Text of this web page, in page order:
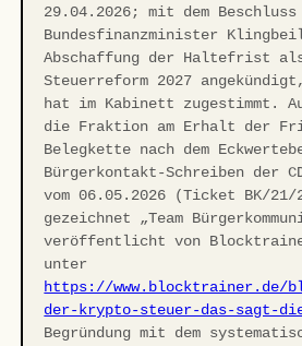
29.04.2026; mit dem
Bundesfinanzminister
Abschaffung der Haltefrist
Steuerreform 2027 angekündigt,
hat im Kabinett zugestimmt.
die Fraktion am Erhalt der
Belegkette nach dem
Bürgerkontakt-Schreiben der
vom 06.05.2026 (Ticket BK/21/
gezeichnet „Team
veröffentlicht von
unter
https://www.blocktrainer.de/
der-krypto-steuer-das-sagt-
Begründung mit dem